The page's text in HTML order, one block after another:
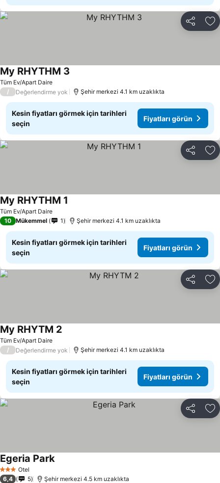
Paylaş
Tüm Ev/Apart Daire
My RHYTHM 3
/ Değerlendirme yok Şehir merkezi 4.1 km uzaklıkta
Kesin fiyatları görmek için tarihleri
seçin
Fiyatları görün
Paylaş
Tüm Ev/Apart Daire
My RHYTHM 1
10 Mükemmel 1 Şehir merkezi 4.1 km uzaklıkta
Kesin fiyatları görmek için tarihleri
seçin
Fiyatları görün
Paylaş
Tüm Ev/Apart Daire
My RHYTM 2
/ Değerlendirme yok Şehir merkezi 4.1 km uzaklıkta
Kesin fiyatları görmek için tarihleri
seçin
Fiyatları görün
Paylaş
3 YıldızOtel
Egeria Park
6,4 5 Şehir merkezi 4.5 km uzaklıkta